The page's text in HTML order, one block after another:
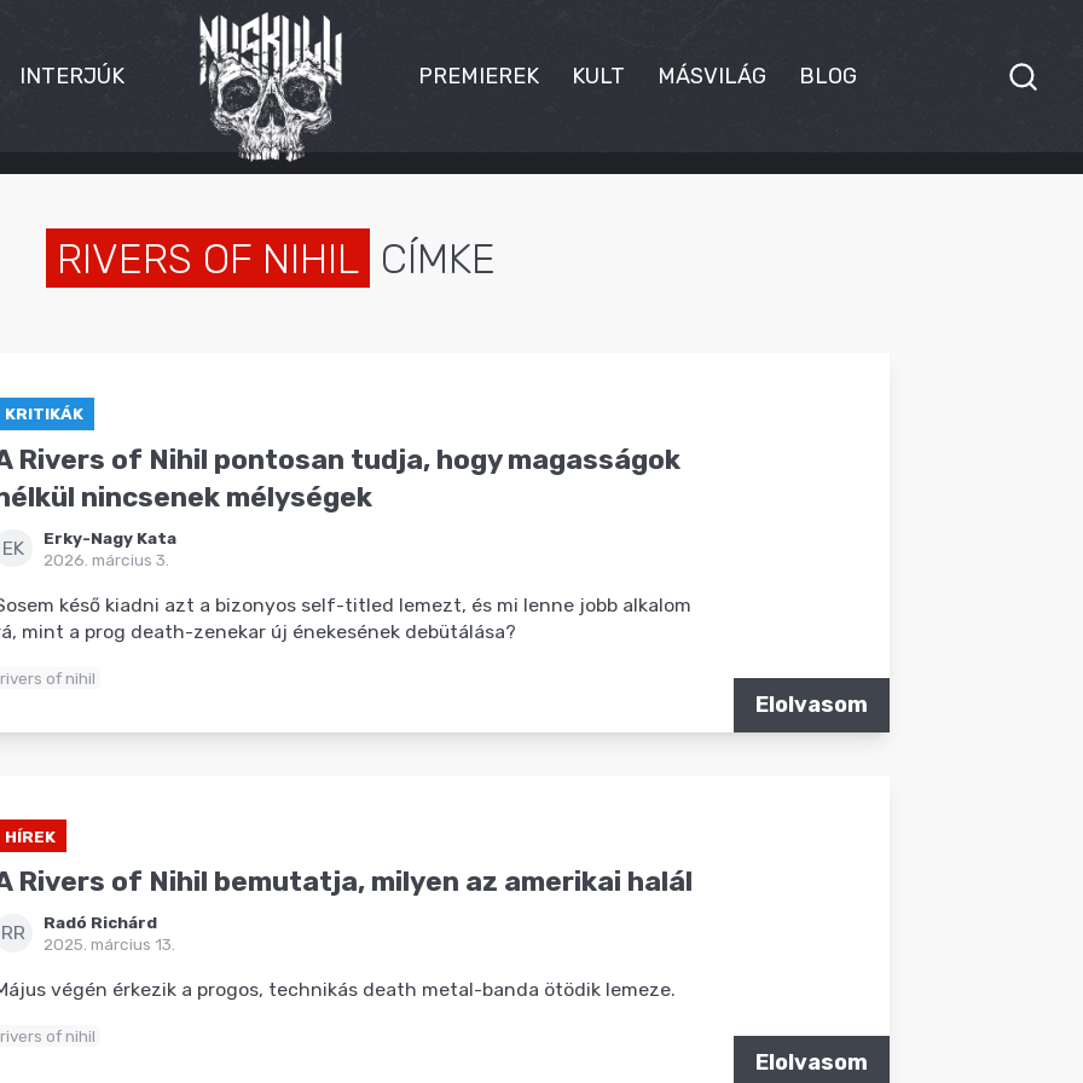
INTERJÚK PREMIEREK KULT MÁSVILÁG BLOG
RIVERS OF NIHIL CÍMKE
KRITIKÁK
Rivers of Nihil pontosan tudja, hogy magasságok
nincsenek mélységek
EK
Erky-Nagy Kata
2026. március 3.
késő kiadni azt a bizonyos self-titled lemezt, és mi lenne jobb alkalom
mint a prog death-zenekar új énekesének debütálása?
rivers of nihil
Elolvasom
HÍREK
Rivers of Nihil bemutatja, milyen az amerikai halál
RR
Radó Richárd
2025. március 13.
végén érkezik a progos, technikás death metal-banda ötödik lemeze.
rivers of nihil
Elolvasom